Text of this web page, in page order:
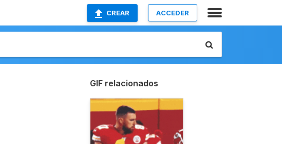
CREAR ACCEDER
GIF relacionados